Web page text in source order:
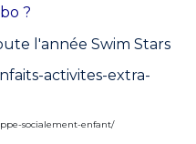
?
activites-extra-
socialement-enfant/